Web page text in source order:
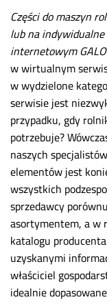
Części do maszyn
lub na
internetowym
w wirtualnym
w wydzielone
serwisie jest
przypadku, gdy
potrzebuje?
naszych
elementów jest
wszystkich
sprzedawcy
asortymentem, a w
katalogu
uzyskanymi
właściciel
idealnie